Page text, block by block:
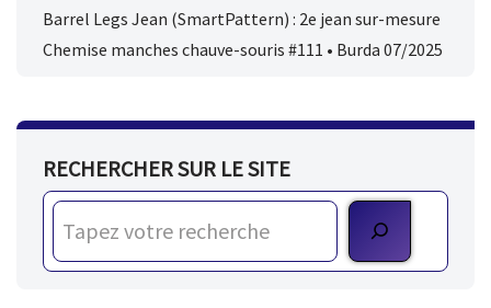
Barrel Legs Jean (SmartPattern) : 2e jean sur-mesure
Chemise manches chauve-souris #111 • Burda 07/2025
RECHERCHER SUR LE SITE